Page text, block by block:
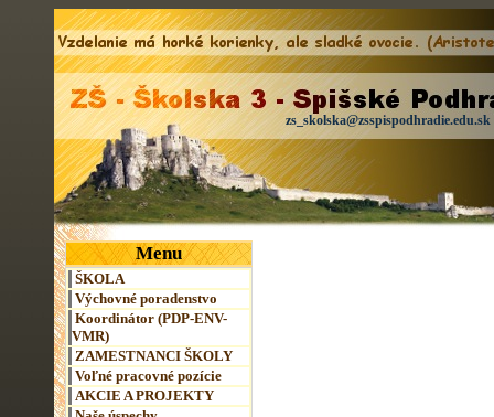
zs_skolska@zsspispodhradie.edu.sk
Menu
ŠKOLA
Výchovné poradenstvo
Koordinátor (PDP-ENV-
VMR)
ZAMESTNANCI ŠKOLY
Voľné pracovné pozície
AKCIE A PROJEKTY